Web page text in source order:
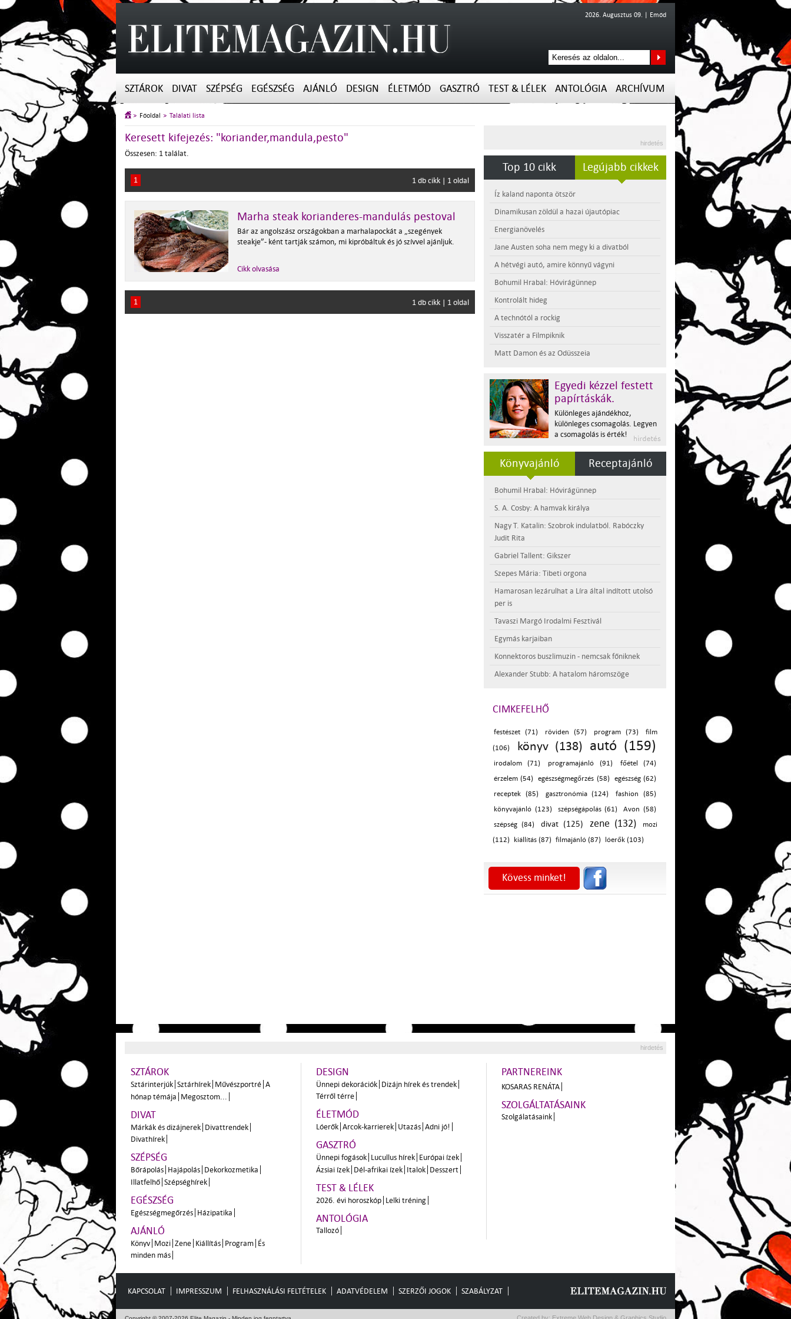
2026. Augusztus 09. | Emőd
SZTÁROK DIVAT SZÉPSÉG EGÉSZSÉG AJÁNLÓ DESIGN ÉLETMÓD GASZTRÓ TEST & LÉLEK ANTOLÓGIA ARCHÍVUM
Főoldal Találati lista
Keresett kifejezés: "koriander,mandula,pesto"
Összesen: 1 találat.
1 1 db cikk | 1 oldal
Marha steak korianderes-mandulás pestoval
Bár az angolszász országokban a marhalapockát a „szegények
steakje”- ként tartják számon, mi kipróbáltuk és jó szívvel ajánljuk.
Cikk olvasása
1 1 db cikk | 1 oldal
hirdetés
Top 10 cikk Legújabb cikkek
Íz kaland naponta ötször
Dinamikusan zöldül a hazai újautópiac
Energianövelés
Jane Austen soha nem megy ki a divatból
A hétvégi autó, amire könnyű vágyni
Bohumil Hrabal: Hóvirágünnep
Kontrolált hideg
A technótól a rockig
Visszatér a Filmpiknik
Matt Damon és az Odüsszeia
Egyedi kézzel festett
papírtáskák.
Különleges ajándékhoz,
különleges csomagolás. Legyen
a csomagolás is érték!
Könyvajánló Receptajánló
Bohumil Hrabal: Hóvirágünnep
S. A. Cosby: A hamvak királya
Nagy T. Katalin: Szobrok indulatból. Rabóczky
Judit Rita
Gabriel Tallent: Gikszer
Szepes Mária: Tibeti orgona
Hamarosan lezárulhat a Líra által indított utolsó
per is
Tavaszi Margó Irodalmi Fesztivál
Egymás karjaiban
Konnektoros buszlimuzin - nemcsak főniknek
Alexander Stubb: A hatalom háromszöge
CIMKEFELHŐ
festészet (71) röviden (57) program (73) film
(106) könyv (138) autó (159)
irodalom (71) programajánló (91)
főétel (74)
érzelem (54)
egészségmegőrzés (58)
egészség (62)
receptek (85)
gasztronómia (124)
fashion (85)
könyvajánló (123)
szépségápolás (61)
Avon (58)
szépség (84)
divat (125) zene (132)
mozi
(112)
kiállítás (87) filmajánló (87) lóerők (103)
Kövess minket!
hirdetés
SZTÁROK
Sztárinterjúk Sztárhírek Művészportré A
hónap témája Megosztom...
DIVAT
Márkák és dizájnerek Divattrendek
Divathírek
SZÉPSÉG
Bőrápolás Hajápolás Dekorkozmetika
Illatfelhő Szépséghírek
EGÉSZSÉG
Egészségmegőrzés Házipatika
AJÁNLÓ
Könyv Mozi Zene Kiállítás Program És
minden más
DESIGN
Ünnepi dekorációk Dizájn hírek és trendek
Térről térre
ÉLETMÓD
Lóerők Arcok-karrierek Utazás Adni jó!
GASZTRÓ
Ünnepi fogások Lucullus hírek Európai ízek
Ázsiai ízek Dél-afrikai ízek Italok Desszert
TEST & LÉLEK
2026. évi horoszkóp Lelki tréning
ANTOLÓGIA
Tallozó
PARTNEREINK
KOSARAS RENÁTA
SZOLGÁLTATÁSAINK
Szolgálatásaink
KAPCSOLAT IMPRESSZUM FELHASZNÁLÁSI FELTÉTELEK ADATVÉDELEM SZERZŐI JOGOK SZABÁLYZAT